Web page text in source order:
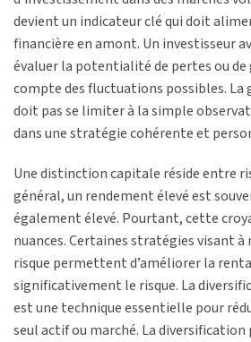
devient un indicateur clé qui doit
financière en amont. Un investisseur
évaluer la potentialité de pertes ou
compte des fluctuations possibles. La
doit pas se limiter à la simple
dans une stratégie cohérente et
Une distinction capitale réside entre
général, un rendement élevé est
également élevé. Pourtant, cette
nuances. Certaines stratégies visant
risque permettent d’améliorer la
significativement le risque. La
est une technique essentielle pour
seul actif ou marché. La